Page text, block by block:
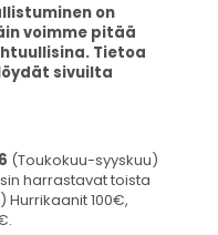
on
voimme pitää
Tietoa
sivuilta
(Toukokuu-syyskuu)
harrastavat toista
100€,